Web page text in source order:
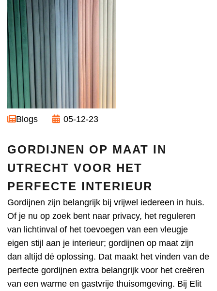
Blogs 05-12-23
GORDIJNEN OP MAAT IN
UTRECHT VOOR HET
PERFECTE INTERIEUR
Gordijnen zijn belangrijk bij vrijwel iedereen in huis.
Of je nu op zoek bent naar privacy, het reguleren
van lichtinval of het toevoegen van een vleugje
eigen stijl aan je interieur; gordijnen op maat zijn
dan altijd dé oplossing. Dat maakt het vinden van de
perfecte gordijnen extra belangrijk voor het creëren
van een warme en gastvrije thuisomgeving. Bij Elit